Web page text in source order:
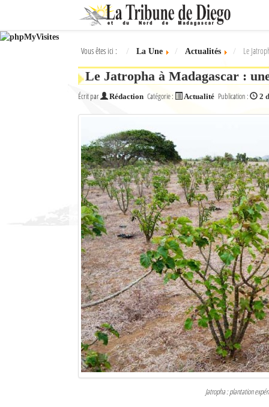
Ok
L'actualité à Diego Suarez
Le Nord de Madagascar
Vous êtes ici : La Une Actualités Le
Le Jatropha à Madagascar :
Écrit par Rédaction Catégorie : Actualité Publication : 2
Jatropha : plantation